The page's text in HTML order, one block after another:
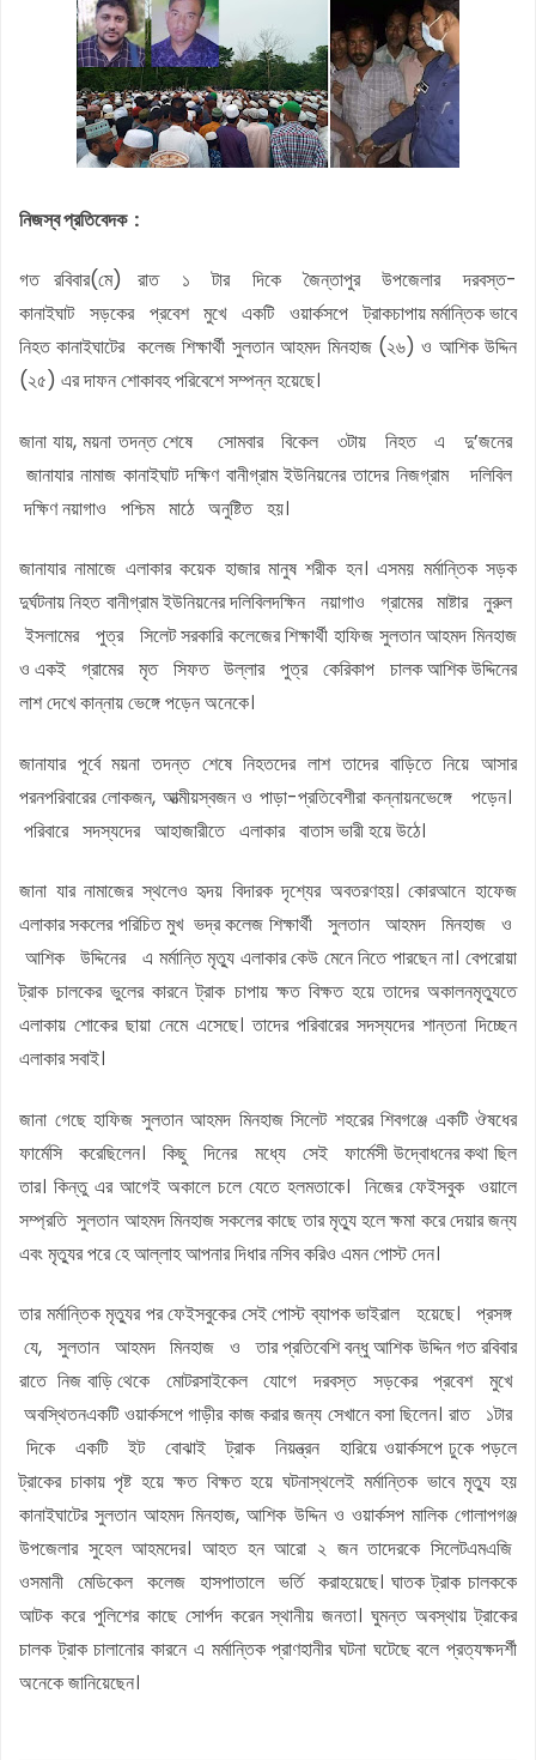
নিজস্ব প্রতিবেদক :
গত রবিবার(মে) রাত ১ টার দিকে জৈন্তাপুর উপজেলার দরবস্ত-
কানাইঘাট সড়কের প্রবেশ মুখে একটি ওয়ার্কসপে ট্রাকচাপায় মর্মান্তিক ভাবে
নিহত কানাইঘাটের কলেজ শিক্ষার্থী সুলতান আহমদ মিনহাজ (২৬) ও আশিক উদ্দিন
(২৫) এর দাফন শোকাবহ পরিবেশে সম্পন্ন হয়েছে।
জানা যায়, ময়না তদন্ত শেষে সোমবার বিকেল ৩টায় নিহত এ দু’জনের
জানাযার নামাজ কানাইঘাট দক্ষিণ বানীগ্রাম ইউনিয়নের তাদের নিজগ্রাম দলিবিল
দক্ষিণ নয়াগাও পশ্চিম মাঠে অনুষ্টিত হয়।
জানাযার নামাজে এলাকার কয়েক হাজার মানুষ শরীক হন। এসময় মর্মান্তিক সড়ক
দুর্ঘটনায় নিহত বানীগ্রাম ইউনিয়নের দলিবিলদক্ষিন নয়াগাও গ্রামের মাষ্টার নুরুল
ইসলামের পুত্র সিলেট সরকারি কলেজের শিক্ষার্থী হাফিজ সুলতান আহমদ মিনহাজ
ও একই গ্রামের মৃত সিফত উল্লার পুত্র কেরিকাপ চালক আশিক উদ্দিনের
লাশ দেখে কান্নায় ভেঙ্গে পড়েন অনেকে।
জানাযার পূর্বে ময়না তদন্ত শেষে নিহতদের লাশ তাদের বাড়িতে নিয়ে আসার
পরনপরিবারের লোকজন, আত্মীয়স্বজন ও পাড়া-প্রতিবেশীরা কন্নায়নভেঙ্গে পড়েন।
পরিবারে সদস্যদের আহাজারীতে এলাকার বাতাস ভারী হয়ে উঠে।
জানা যার নামাজের স্থলেও হৃদয় বিদারক দৃশ্যের অবতরণহয়। কোরআনে হাফেজ
এলাকার সকলের পরিচিত মুখ ভদ্র কলেজ শিক্ষার্থী সুলতান আহমদ মিনহাজ ও
আশিক উদ্দিনের এ মর্মান্তি মৃত্যু এলাকার কেউ মেনে নিতে পারছেন না। বেপরোয়া
ট্রাক চালকের ভুলের কারনে ট্রাক চাপায় ক্ষত বিক্ষত হয়ে তাদের অকালনমৃত্যুতে
এলাকায় শোকের ছায়া নেমে এসেছে। তাদের পরিবারের সদস্যদের শান্তনা দিচ্ছেন
এলাকার সবাই।
জানা গেছে হাফিজ সুলতান আহমদ মিনহাজ সিলেট শহরের শিবগঞ্জে একটি ঔষধের
ফার্মেসি করেছিলেন। কিছু দিনের মধ্যে সেই ফার্মেসী উদ্বোধনের কথা ছিল
তার। কিন্তু এর আগেই অকালে চলে যেতে হলমতাকে। নিজের ফেইসবুক ওয়ালে
সম্প্রতি সুলতান আহমদ মিনহাজ সকলের কাছে তার মৃত্যু হলে ক্ষমা করে দেয়ার জন্য
এবং মৃত্যুর পরে হে আল্লাহ আপনার দিধার নসিব করিও এমন পোস্ট দেন।
তার মর্মান্তিক মৃত্যুর পর ফেইসবুকের সেই পোস্ট ব্যাপক ভাইরাল হয়েছে। প্রসঙ্গ
যে, সুলতান আহমদ মিনহাজ ও তার প্রতিবেশি বন্ধু আশিক উদ্দিন গত রবিবার
রাতে নিজ বাড়ি থেকে মোটরসাইকেল যোগে দরবস্ত সড়কের প্রবেশ মুখে
অবস্থিতনএকটি ওয়ার্কসপে গাড়ীর কাজ করার জন্য সেখানে বসা ছিলেন। রাত ১টার
দিকে একটি ইট বোঝাই ট্রাক নিয়ন্ত্রন হারিয়ে ওয়ার্কসপে ঢুকে পড়লে
ট্রাকের চাকায় পৃষ্ট হয়ে ক্ষত বিক্ষত হয়ে ঘটনাস্থলেই মর্মান্তিক ভাবে মৃত্যু হয়
কানাইঘাটের সুলতান আহমদ মিনহাজ, আশিক উদ্দিন ও ওয়ার্কসপ মালিক গোলাপগঞ্জ
উপজেলার সুহেল আহমদের। আহত হন আরো ২ জন তাদেরকে সিলেটএমএজি
ওসমানী মেডিকেল কলেজ হাসপাতালে ভর্তি করাহয়েছে। ঘাতক ট্রাক চালককে
আটক করে পুলিশের কাছে সোর্পদ করেন স্থানীয় জনতা। ঘুমন্ত অবস্থায় ট্রাকের
চালক ট্রাক চালানোর কারনে এ মর্মান্তিক প্রাণহানীর ঘটনা ঘটেছে বলে প্রত্যক্ষদর্শী
অনেকে জানিয়েছেন।